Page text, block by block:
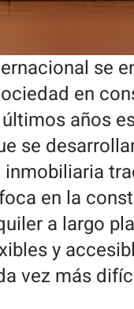
se
en
años
se
en la
a largo
y
vez más